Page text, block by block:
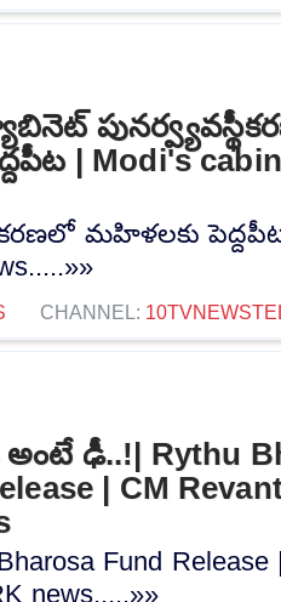
| Modi's
మహిళలకు పెద్దపీట
CHANNEL:
ఢీ..!| Rythu
| CM
Fund Release
news.....»»